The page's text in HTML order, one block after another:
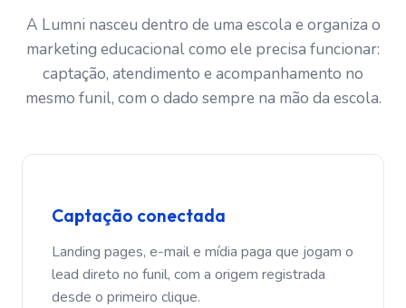
A Lumni nasceu dentro de uma escola e organiza o
marketing educacional como ele precisa funcionar:
captação, atendimento e acompanhamento no
mesmo funil, com o dado sempre na mão da escola.
Captação conectada
Landing pages, e-mail e mídia paga que jogam o
lead direto no funil, com a origem registrada
desde o primeiro clique.